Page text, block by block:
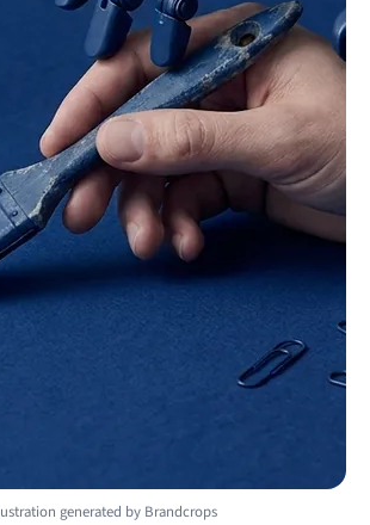
generated by Brandcrops